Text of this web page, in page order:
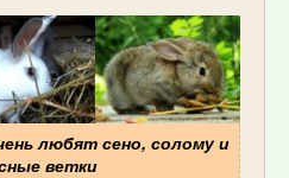
любят сено, солому и
ветки